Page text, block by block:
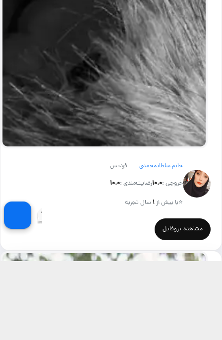
خانم سلطانمحمدی فردیس
خروجی :۱۰.۰رضایت‌مندی :۱۰.۰
⭐با بیش از۱ سال تجربه
مشاهده پروفایل